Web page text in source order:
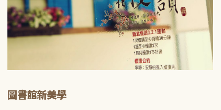
圖書館新美學